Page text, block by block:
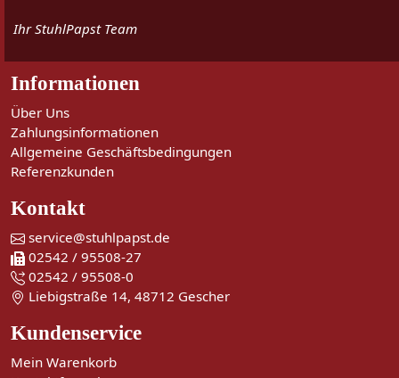
Ihr StuhlPapst Team
Informationen
Über Uns
Zahlungsinformationen
Allgemeine Geschäftsbedingungen
Referenzkunden
Kontakt
service@stuhlpapst.de
02542 / 95508-27
02542 / 95508-0
Liebigstraße 14, 48712 Gescher
Kundenservice
Mein Warenkorb